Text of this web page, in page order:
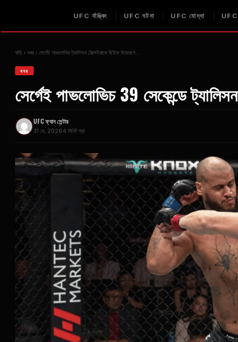
UFC র্যাঙ্কিং UFC ঘটনা UFC যোদ্ধা UFC
বাড়ি খবর সের্গেই পাভলোভিচ ট্যালিসন টেক্সেইরাকে ছিটকে দিয়েছেন...
খবর
সের্গেই পাভলোভিচ 39 সেকেন্ডে
UFCফ্যান সেন্টার
31 মে, 20264 মিনিট পড়া